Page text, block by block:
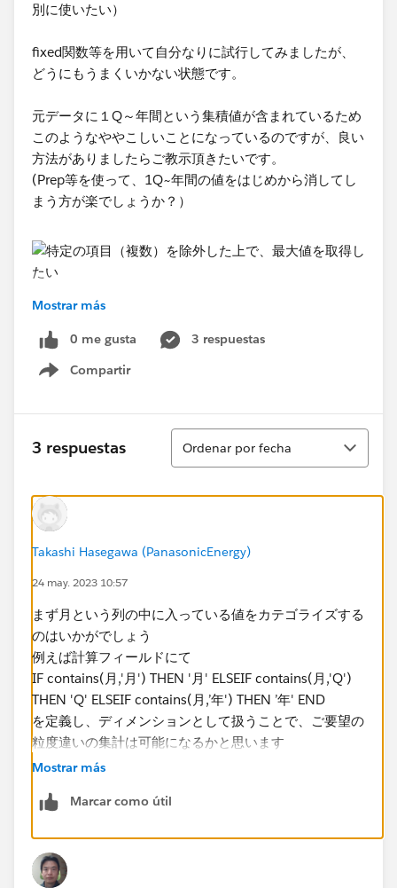
別に使いたい）
fixed関数等を用いて自分なりに試行してみましたが、
どうにもうまくいかない状態です。​
元データに１Q～年間という集積値が含まれているため
このようなややこしいことになっているのですが、良い
方法がありましたらご教示頂きたいです。​
(Prep等を使って、1Q~年間の値をはじめから消してし
まう方が楽でしょうか？）
Mostrar más
0 me gusta
3 respuestas
Compartir
Show menu
3 respuestas
Ordenar
Ordenar por fecha
Takashi Hasegawa (PanasonicEnergy)
24 may. 2023 10:57
まず月という列の中に入っている値をカテゴライズ​する
のはいかがでしょう
例えば計算フィールドにて
IF contains(月,'月') THEN '月'​ ELSEIF contains(月,'Q')
THEN 'Q' ELSEIF contains(月,’年') THEN ’年' END
を定義し、ディメンションとして扱うことで、ご要望の
粒度違いの集計は可能になるかと思います​
Mostrar más
Marcar como útil